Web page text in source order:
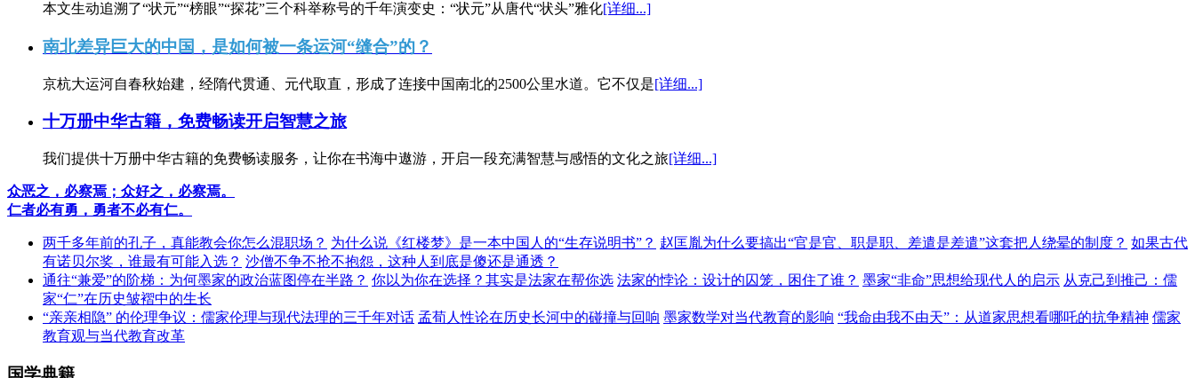
本文生动追溯了“状元”“榜眼”“探花”三个科举称号的千年演变史：“状元”从唐代“状头”雅化[详细...]
南北差异巨大的中国，是如何被一条运河“缝合”的？
京杭大运河自春秋始建，经隋代贯通、元代取直，形成了连接中国南北的2500公里水道。它不仅是[详细...]
十万册中华古籍，免费畅读开启智慧之旅
我们提供十万册中华古籍的免费畅读服务，让你在书海中遨游，开启一段充满智慧与感悟的文化之旅[详细...]
众恶之，必察焉；众好之，必察焉。
仁者必有勇，勇者不必有仁。
两千多年前的孔子，真能教会你怎么混职场？ 为什么说《红楼梦》是一本中国人的“生存说明书”？ 赵匡胤为什么要搞出“官是官、职是职、差遣是差遣”这套把人绕晕的制度？ 如果古代
有诺贝尔奖，谁最有可能入选？ 沙僧不争不抢不抱怨，这种人到底是傻还是通透？
通往“兼爱”的阶梯：为何墨家的政治蓝图停在半路？ 你以为你在选择？其实是法家在帮你选 法家的悖论：设计的囚笼，困住了谁？ 墨家“非命”思想给现代人的启示 从克己到推己：儒
家“仁”在历史皱褶中的生长
“亲亲相隐” 的伦理争议：儒家伦理与现代法理的三千年对话 孟荀人性论在历史长河中的碰撞与回响 墨家数学对当代教育的影响 “我命由我不由天”：从道家思想看哪吒的抗争精神 儒家
教育观与当代教育改革
国学典籍